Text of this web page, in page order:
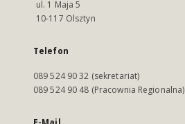
ul. 1 Maja 5
10-117 Olsztyn
Telefon
089 524 90 32 (sekretariat)
089 524 90 48 (Pracownia Regionalna)